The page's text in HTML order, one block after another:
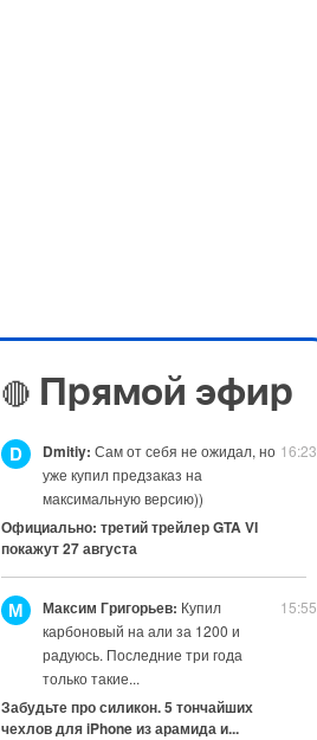
🔴 Прямой эфир
16:23
D Dmitiy: Сам от себя не ожидал, но
уже купил предзаказ на
максимальную версию))
Официально: третий трейлер GTA VI
покажут 27 августа
15:55
М Максим Григорьев: Купил
карбоновый на али за 1200 и
радуюсь. Последние три года
только такие...
Забудьте про силикон. 5 тончайших
чехлов для iPhone из арамида и...